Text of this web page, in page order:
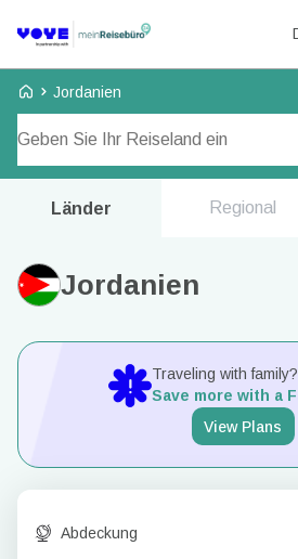
Voye Homepage
Jordanien
Länder Regional
Jordanien
Traveling with family?
Save more with a
View Plans
Abdeckung